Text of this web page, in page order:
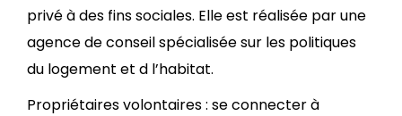
privé à des fins sociales. Elle est réalisée par une
agence de conseil spécialisée sur les politiques
du logement et d l’habitat.
Propriétaires volontaires : se connecter à